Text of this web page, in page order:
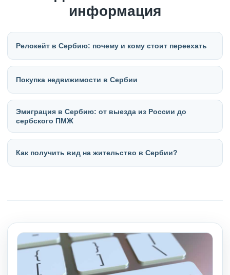
информация
Релокейт в Сербию: почему и кому стоит переехать
Покупка недвижимости в Сербии
Эмиграция в Сербию: от выезда из России до
сербского ПМЖ
Как получить вид на жительство в Сербии?